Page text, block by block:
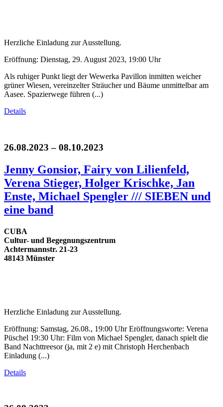
Herzliche Einladung zur Ausstellung.
Eröffnung: Dienstag, 29. August 2023, 19:00 Uhr
Als ruhiger Punkt liegt der Wewerka Pavillon inmitten weicher
grüner Wiesen, vereinzelter Sträucher und Bäume unmittelbar am
Aasee. Spazierwege führen (...)
Details
26.08.2023 – 08.10.2023
Jenny Gonsior, Fairy von Lilienfeld,
Verena Stieger, Holger Krischke, Jan
Enste, Michael Spengler /// SIEBEN und
eine band
CUBA
Cultur- und Begegnungszentrum
Achtermannstr. 21-23
48143 Münster
Herzliche Einladung zur Ausstellung.
Eröffnung: Samstag, 26.08., 19:00 Uhr Eröffnungsworte: Verena
Püschel 19:30 Uhr: Film von Michael Spengler, danach spielt die
Band Nachttreesor (ja, mit 2 e) mit Christoph Herchenbach
Einladung (...)
Details